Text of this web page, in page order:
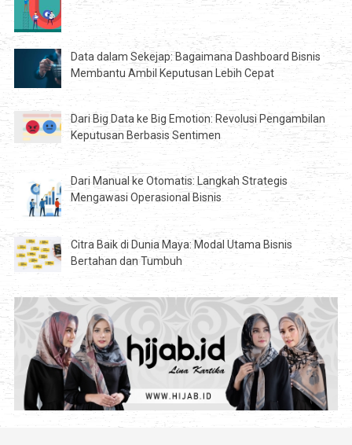
Data dalam Sekejap: Bagaimana Dashboard Bisnis
Membantu Ambil Keputusan Lebih Cepat
Dari Big Data ke Big Emotion: Revolusi Pengambilan
Keputusan Berbasis Sentimen
Dari Manual ke Otomatis: Langkah Strategis
Mengawasi Operasional Bisnis
Citra Baik di Dunia Maya: Modal Utama Bisnis
Bertahan dan Tumbuh